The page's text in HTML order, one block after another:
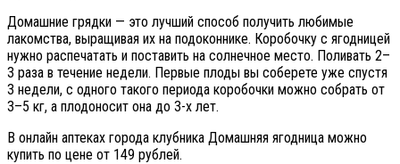
Домашние грядки — это лучший способ получить любимые
лакомства, выращивая их на подоконнике. Коробочку с ягодницей
нужно распечатать и поставить на солнечное место. Поливать 2–
3 раза в течение недели. Первые плоды вы соберете уже спустя
3 недели, с одного такого периода коробочки можно собрать от
3–5 кг, а плодоносит она до 3-х лет.
В онлайн аптеках города клубника Домашняя ягодница можно
купить по цене от 149 рублей.